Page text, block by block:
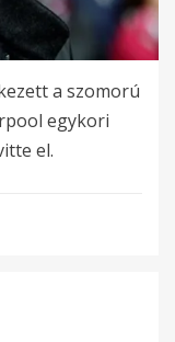
a szomorú
egykori
el.